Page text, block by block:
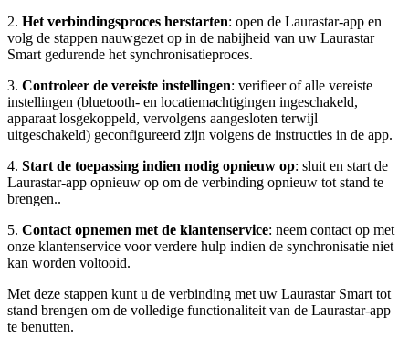
2. Het verbindingsproces herstarten: open de Laurastar-app en
volg de stappen nauwgezet op in de nabijheid van uw Laurastar
Smart gedurende het synchronisatieproces.
3. Controleer de vereiste instellingen: verifieer of alle vereiste
instellingen (bluetooth- en locatiemachtigingen ingeschakeld,
apparaat losgekoppeld, vervolgens aangesloten terwijl
uitgeschakeld) geconfigureerd zijn volgens de instructies in de app.
4. Start de toepassing indien nodig opnieuw op: sluit en start de
Laurastar-app opnieuw op om de verbinding opnieuw tot stand te
brengen..
5. Contact opnemen met de klantenservice: neem contact op met
onze klantenservice voor verdere hulp indien de synchronisatie niet
kan worden voltooid.
Met deze stappen kunt u de verbinding met uw Laurastar Smart tot
stand brengen om de volledige functionaliteit van de Laurastar-app
te benutten.